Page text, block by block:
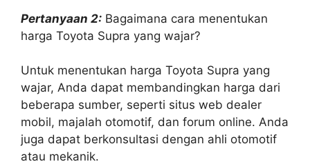
Pertanyaan 2: Bagaimana cara menentukan
harga Toyota Supra yang wajar?
Untuk menentukan harga Toyota Supra yang
wajar, Anda dapat membandingkan harga dari
beberapa sumber, seperti situs web dealer
mobil, majalah otomotif, dan forum online. Anda
juga dapat berkonsultasi dengan ahli otomotif
atau mekanik.